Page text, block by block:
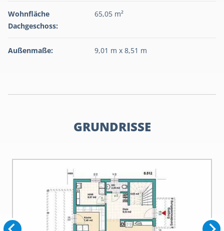
Wohnfläche
Dachgeschoss:
65,05 m²
Außenmaße: 9,01 m x 8,51 m
GRUNDRISSE